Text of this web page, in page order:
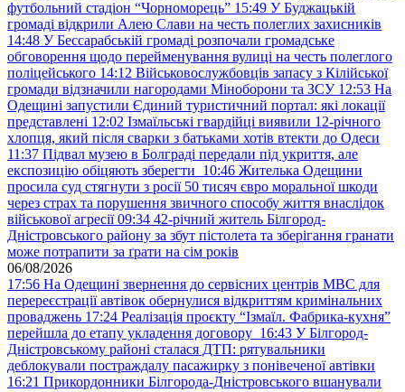
футбольний стадіон “Чорноморець” 15:49 У Буджацькій
громаді відкрили Алею Слави на честь полеглих захисників
14:48 У Бессарабській громаді розпочали громадське
обговорення щодо перейменування вулиці на честь полеглого
поліцейського 14:12 Військовослужбовців запасу з Кілійської
громади відзначили нагородами Міноборони та ЗСУ 12:53 На
Одещині запустили Єдиний туристичний портал: які локації
представлені 12:02 Ізмаїльські гвардійці виявили 12-річного
хлопця, який після сварки з батьками хотів втекти до Одеси
11:37 Підвал музею в Болграді передали під укриття, але
експозицію обіцяють зберегти 10:46 Жителька Одещини
просила суд стягнути з росії 50 тисяч євро моральної шкоди
через страх та порушення звичного способу життя внаслідок
військової агресії 09:34 42-річний житель Білгород-
Дністровського району за збут пістолета та зберігання гранати
може потрапити за ґрати на сім років
06/08/2026
17:56 На Одещині звернення до сервісних центрів МВС для
перереєстрації автівок обернулися відкриттям кримінальних
проваджень 17:24 Реалізація проєкту “Ізмаїл. Фабрика-кухня”
перейшла до етапу укладення договору 16:43 У Білгород-
Дністровському районі сталася ДТП: рятувальники
деблокували постраждалу пасажирку з понівеченої автівки
16:21 Прикордонники Білгорода-Дністровського вшанували